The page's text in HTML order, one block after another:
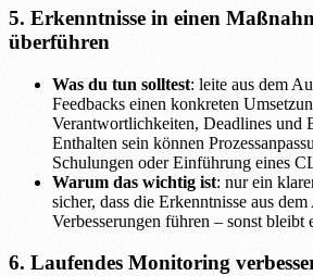
5. Erkenntnisse in einen
überführen
Was du tun solltest: leite aus dem
Feedbacks einen konkreten
Verantwortlichkeiten, Deadlines und
Enthalten sein können
Schulungen oder Einführung eines
Warum das wichtig ist: nur ein
sicher, dass die Erkenntnisse aus
Verbesserungen führen – sonst bleibt
6. Laufendes Monitoring